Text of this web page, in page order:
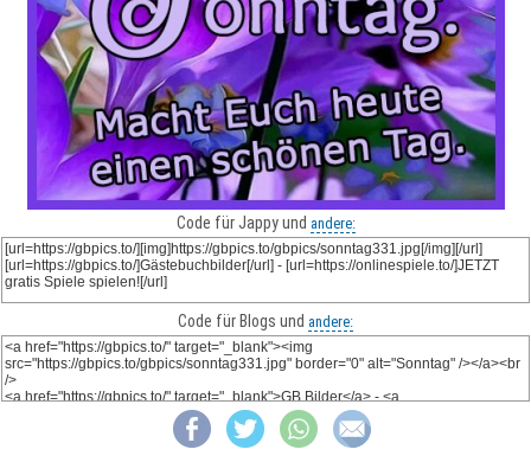
Code für Jappy und andere:
Code für Blogs und andere: